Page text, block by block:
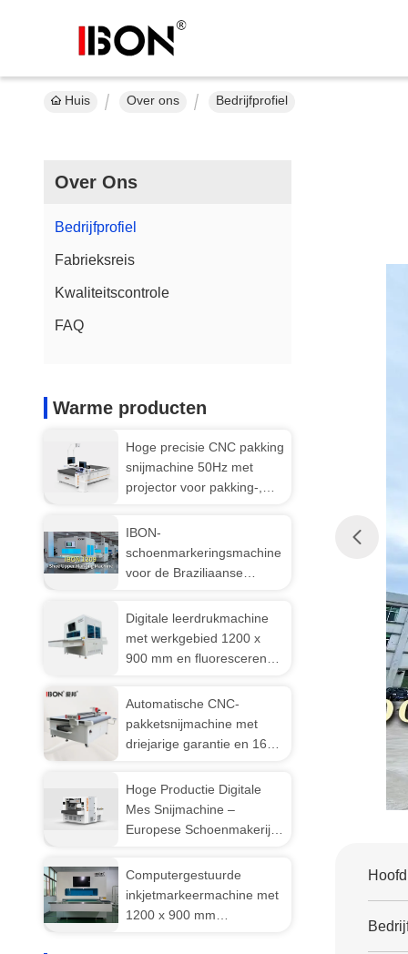
Huis Over ons Bedrijfprofiel
Over Ons
Bedrijfprofiel
Fabrieksreis
Kwaliteitscontrole
FAQ
Warme producten
Hoge precisie CNC pakking
snijmachine 50Hz met
projector voor pakking-,
schuimmaterialen
IBON-
schoenmarkeringsmachine
voor de Braziliaanse
Digitale leerdrukmachine
met werkgebied 1200 x
900 mm en fluorescerende
de bovenkant van
schoenen
Automatische CNC-
pakketsnijmachine met
driejarige garantie en 1600
Hoge Productie Digitale
Mes Snijmachine –
Europese Schoenmakerij
Computergestuurde
inkjetmarkeermachine met
1200 x 900 mm